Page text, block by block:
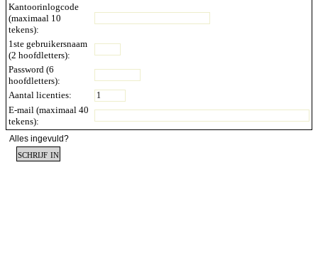
Kantoorinlogcode
(maximaal 10
tekens):
1ste gebruikersnaam
(2 hoofdletters):
Password (6
hoofdletters):
Aantal licenties:
E-mail (maximaal 40
tekens):
Alles ingevuld?
schrijf in